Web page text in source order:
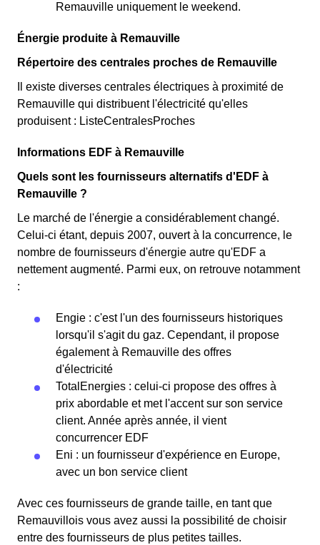
Remauville uniquement le weekend.
Énergie produite à Remauville
Répertoire des centrales proches de Remauville
Il existe diverses centrales électriques à proximité de
Remauville qui distribuent l'électricité qu'elles
produisent : ListeCentralesProches
Informations EDF à Remauville
Quels sont les fournisseurs alternatifs d'EDF à
Remauville ?
Le marché de l'énergie a considérablement changé.
Celui-ci étant, depuis 2007, ouvert à la concurrence, le
nombre de fournisseurs d'énergie autre qu'EDF a
nettement augmenté. Parmi eux, on retrouve notamment
:
Engie : c'est l'un des fournisseurs historiques
lorsqu'il s'agit du gaz. Cependant, il propose
également à Remauville des offres
d'électricité
TotalEnergies : celui-ci propose des offres à
prix abordable et met l'accent sur son service
client. Année après année, il vient
concurrencer EDF
Eni : un fournisseur d'expérience en Europe,
avec un bon service client
Avec ces fournisseurs de grande taille, en tant que
Remauvillois vous avez aussi la possibilité de choisir
entre des fournisseurs de plus petites tailles.